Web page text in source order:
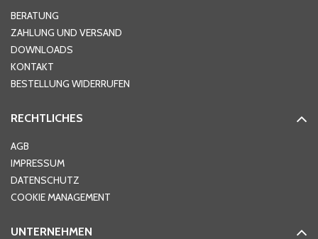
Hausnummer
Ort*
Telefon
BERATUNG
ZAHLUNG UND VERSAND
DOWNLOADS
KONTAKT
BESTELLUNG WIDERRUFEN
RECHTLICHES
AGB
IMPRESSUM
DATENSCHUTZ
COOKIE MANAGEMENT
UNTERNEHMEN